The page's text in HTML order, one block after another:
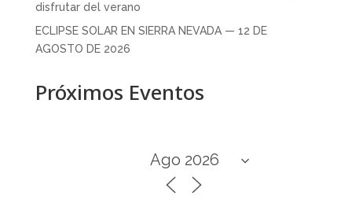
disfrutar del verano
ECLIPSE SOLAR EN SIERRA NEVADA — 12 DE
AGOSTO DE 2026
Próximos Eventos